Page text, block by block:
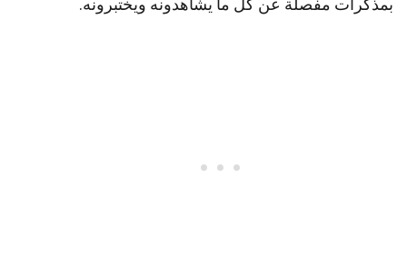
بمذكرات مفصلة عن كل ما يشاهدونه ويختبرونه.